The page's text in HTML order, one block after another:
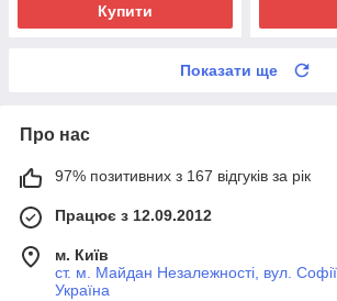
Купити
Показати ще
Про нас
97% позитивних з 167 відгуків за рік
Працює з 12.09.2012
м. Київ
ст. м. Майдан Незалежності, вул.
Україна